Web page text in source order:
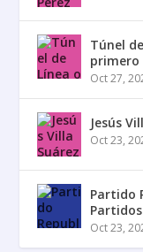
Túnel
primero
Oct 27,
Jesús
Oct 23,
Partido
Oct 23,